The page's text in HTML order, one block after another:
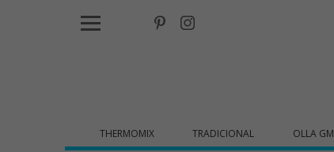
THERMOMIX TRADICIONAL OLLA GM